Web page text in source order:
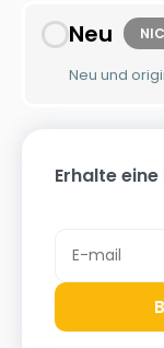
Neu
Neu und
Erhalte